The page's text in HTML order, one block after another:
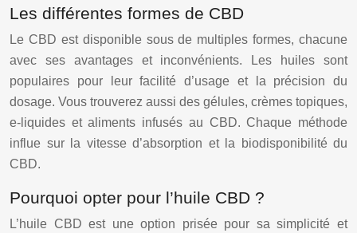
Les différentes formes de CBD
Le CBD est disponible sous de multiples formes, chacune
avec ses avantages et inconvénients. Les huiles sont
populaires pour leur facilité d’usage et la précision du
dosage. Vous trouverez aussi des gélules, crèmes topiques,
e-liquides et aliments infusés au CBD. Chaque méthode
influe sur la vitesse d’absorption et la biodisponibilité du
CBD.
Pourquoi opter pour l’huile CBD ?
L’huile CBD est une option prisée pour sa simplicité et